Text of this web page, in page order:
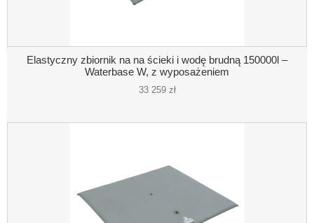
Elastyczny zbiornik na na ścieki i wodę brudną 150000l –
Waterbase W, z wyposażeniem
33 259 zł